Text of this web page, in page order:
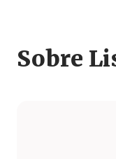
Sobre